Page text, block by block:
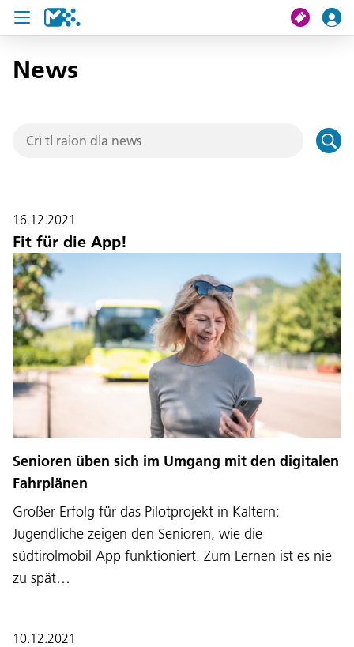
Crissa
News
Servisc y cuntat
News
16.12.2021
Fit für die App!
Senioren üben sich im Umgang mit den digitalen
Fahrplänen
Großer Erfolg für das Pilotprojekt in Kaltern:
Jugendliche zeigen den Senioren, wie die
südtirolmobil App funktioniert. Zum Lernen ist es nie
zu spät…
10.12.2021